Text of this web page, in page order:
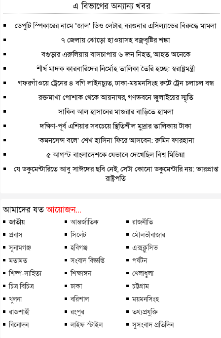
এ বিভাগের অন্যান্য খবর
ডেপুটি স্পিকারের নামে ‘জাল’ ডিও লেটার, বরগুনার এসিল্যান্ডের বিরুদ্ধে মামলা
৭ জেলায় ঝোড়ো হাওয়াসহ বজ্রবৃষ্টির শঙ্কা
বগুড়ার এরুলিয়ায় বাসচাপায় ৬ জন নিহত, আহত অনেকে
শীর্ষ মাদক কারবারিদের নির্মোহ তালিকা তৈরি হচ্ছে: স্বরাষ্ট্রমন্ত্রী
গফরগাঁওয়ে ট্রেনের ৪ বগি লাইনচ্যুত, ঢাকা-ময়মনসিংহ রুটে ট্রেন চলাচল বন্ধ
রক্তমাখা পোশাক থেকে আয়নাঘর, গণভবনে জুলাইয়ের স্মৃতি
সাকিব আল হাসানের মাগুরার বাড়িতে হামলা
দক্ষিণ-পূর্ব এশিয়ার সবচেয়ে স্থিতিশীল মুদ্রার তালিকায় টাকা
‘কমনসেন্স বলে’ শেখ হাসিনা ফিরে আসবেন: রুমিন ফারহানা
৫ আগস্ট বাংলাদেশকে যেভাবে দেখেছিল বিশ্ব মিডিয়া
যে ডকুমেন্টারিতে আবু সাঈদের ছবি নেই, সেটা কোনো ডকুমেন্টারি নয়: ভারপ্রাপ্ত
রাষ্ট্রপতি
আমাদের যতআয়োজন...
জাতীয় আন্তর্জাতিক
রাজনীতি
প্রবাস
সিলেট
মৌলভীবাজার
সুনামগঞ্জ
হবিগঞ্জ
এক্সক্লুসিভ
মতামত
সংবাদ বিজ্ঞপ্তি
পর্যটন
শিল্প-সাহিত্য
শিক্ষাঙ্গন
খেলাধুলা
চিত্র বিচিত্র
ঢাকা
চট্টগ্রাম
খুলনা
বরিশাল
ময়মনসিংহ
রাজশাহী
রংপুর
তথ্যপ্রযুক্তি
বিনোদন
লাইফ স্টাইল সুসংবাদ প্রতিদিন